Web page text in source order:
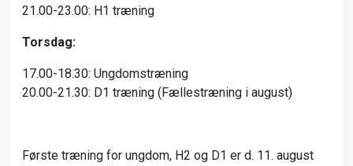
21.00-23.00: H1 træning
Torsdag:
17.00-18.30: Ungdomstræning
20.00-21.30: D1 træning (Fællestræning i august)
Første træning for ungdom, H2 og D1 er d. 11. august